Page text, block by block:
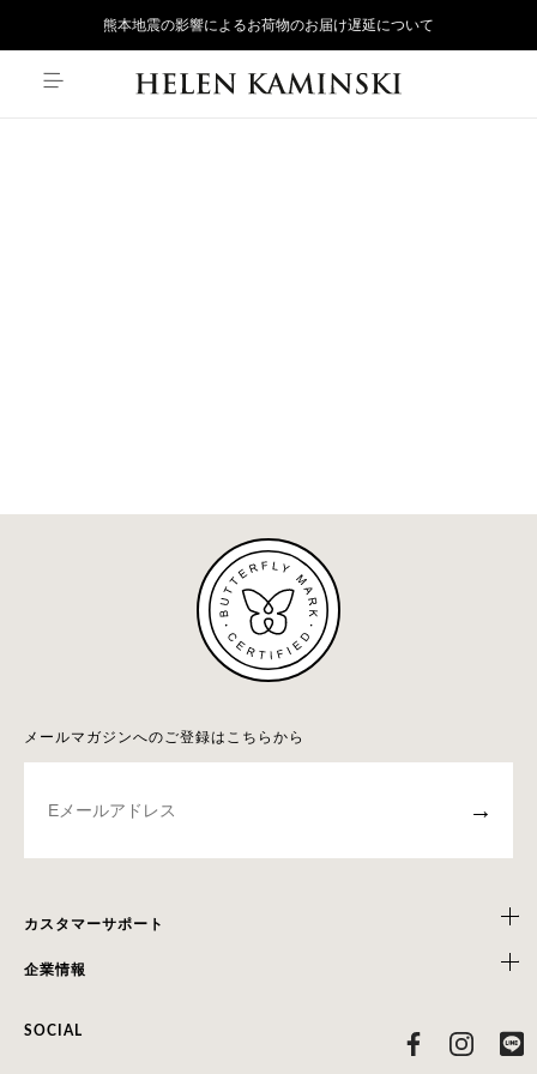
熊本地震の影響によるお荷物のお届け遅延について
メールマガジンへのご登録はこちらから
→
カスタマーサポート
企業情報
SOCIAL